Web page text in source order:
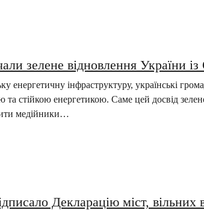
зелене відновлення України із
енергетичну інфраструктуру, українські
стійкою енергетикою. Саме цей досвід
медійники…
Декларацію міст, вільних